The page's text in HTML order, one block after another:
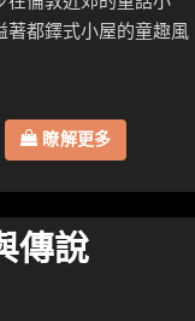
著都鐸式小屋的童趣風
瞭解更多
傳說